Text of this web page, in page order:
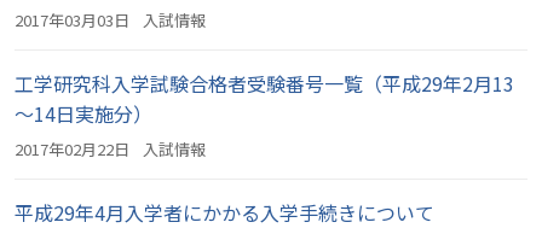
2017年03月03日 入試情報
工学研究科入学試験合格者受験番号一覧（平成29年2月13
～14日実施分）
2017年02月22日 入試情報
平成29年4月入学者にかかる入学手続きについて